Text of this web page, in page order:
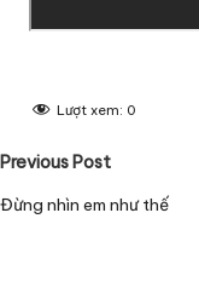
Lượt xem: 0
Post
navigation
Previous Post
Đừng nhìn em như thế